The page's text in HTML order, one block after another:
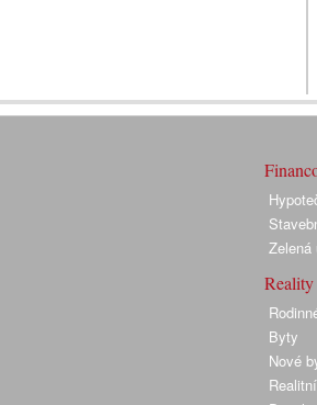
Zelená
Reality
Byty
Nové